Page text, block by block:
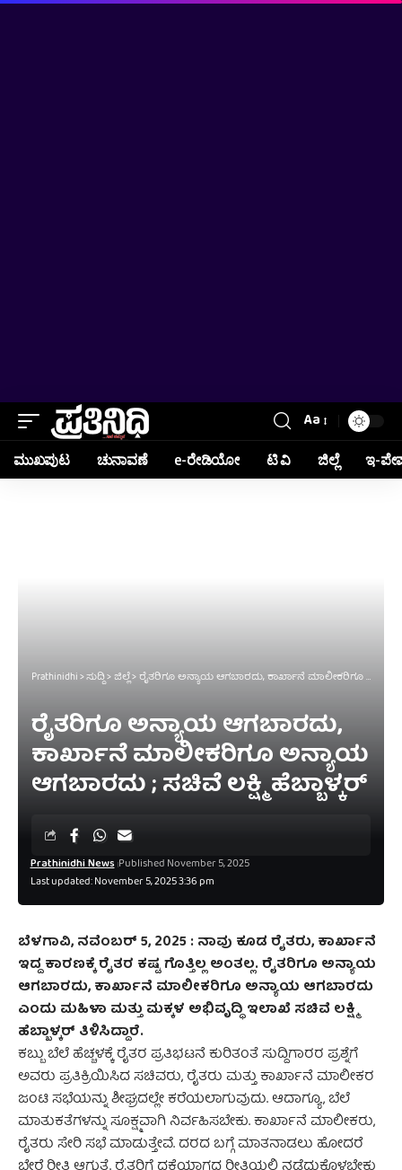
Aa
ಮುಖಪುಟ ಚುನಾವಣೆ e-ರೇಡಿಯೋ ಟಿ ವಿ ಜಿಲ್ಲೆ ಇ-
Prathinidhi>ಸುದ್ದಿ>ಜಿಲ್ಲೆ>ರೈತರಿಗೂ ಅನ್ಯಾಯ ಆಗಬಾರದು, ಕಾರ್ಖಾನೆ ಮಾಲೀಕರಿಗೂ ಅನ್ಯಾಯ ಆಗಬಾರದು ; ಸಚಿವೆ ಲಕ್ಷ್ಮಿ ಹೆಬ್ಬಾಳ್ಕರ್
ರೈತರಿಗೂ ಅನ್ಯಾಯ ಆಗಬಾರದು,
ಕಾರ್ಖಾನೆ ಮಾಲೀಕರಿಗೂ ಅನ್ಯಾಯ
ಆಗಬಾರದು ; ಸಚಿವೆ ಲಕ್ಷ್ಮಿ ಹೆಬ್ಬಾಳ್ಕರ್
Last updated: November 5, 2025 3:36 pm
Prathinidhi News Published November 5, 2025
ಬೆಳಗಾವಿ, ನವೆಂಬರ್‌ 5, 2025 : ನಾವು ಕೂಡ ರೈತರು, ಕಾರ್ಖಾನೆ
ಇದ್ದ ಕಾರಣಕ್ಕೆ ರೈತರ ಕಷ್ಟ ಗೊತ್ತಿಲ್ಲ ಅಂತಲ್ಲ. ರೈತರಿಗೂ ಅನ್ಯಾಯ
ಆಗಬಾರದು, ಕಾರ್ಖಾನೆ ಮಾಲೀಕರಿಗೂ ಅನ್ಯಾಯ ಆಗಬಾರದು
ಎಂದು ಮಹಿಳಾ ಮತ್ತು ಮಕ್ಕಳ ಅಭಿವೃದ್ಧಿ ಇಲಾಖೆ ಸಚಿವೆ ಲಕ್ಷ್ಮಿ
ಹೆಬ್ಬಾಳ್ಕರ್ ತಿಳಿಸಿದ್ದಾರೆ.
ಕಬ್ಬು ಬೆಲೆ ಹೆಚ್ಚಳಕ್ಕೆ ರೈತರ ಪ್ರತಿಭಟನೆ ಕುರಿತಂತೆ ಸುದ್ದಿಗಾರರ ಪ್ರಶ್ನೆಗೆ
ಅವರು ಪ್ರತಿಕ್ರಿಯಿಸಿದ ಸಚಿವರು,‌ ರೈತರು ಮತ್ತು ಕಾರ್ಖಾನೆ ಮಾಲೀಕರ
ಜಂಟಿ ಸಭೆಯನ್ನು ಶೀಘ್ರದಲ್ಲೇ ಕರೆಯಲಾಗುವುದು. ಆದಾಗ್ಯೂ, ಬೆಲೆ
ಮಾತುಕತೆಗಳನ್ನು ಸೂಕ್ಷ್ಮವಾಗಿ ನಿರ್ವಹಿಸಬೇಕು. ಕಾರ್ಖಾನೆ ಮಾಲೀಕರು,
ರೈತರು ಸೇರಿ ಸಭೆ ಮಾಡುತ್ತೇವೆ. ದರದ ಬಗ್ಗೆ ಮಾತನಾಡಲು ಹೋದರೆ